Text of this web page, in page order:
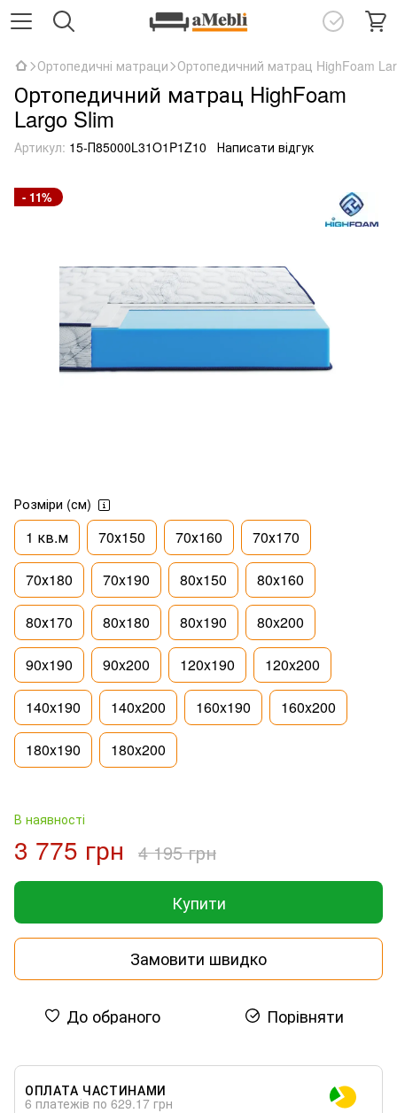
Ортопедичні матраци Ортопедичний матрац HighFoam
Ортопедичний матрац HighFoam
Largo Slim
Артикул: 15-П85000L31O1P1Z10 Написати відгук
- 11%
Розміри (см)
1 кв.м 70х150 70х160 70х170
70х180 70x190 80х150 80х160
80х170 80x180 80x190 80x200
90x190 90x200 120x190 120x200
140x190 140x200 160x190 160x200
180x190 180x200
В наявності
3 775 грн 4 195 грн
Купити
Замовити швидко
До обраного Порівняти
ОПЛАТА ЧАСТИНАМИ
6 платежів по 629.17 грн